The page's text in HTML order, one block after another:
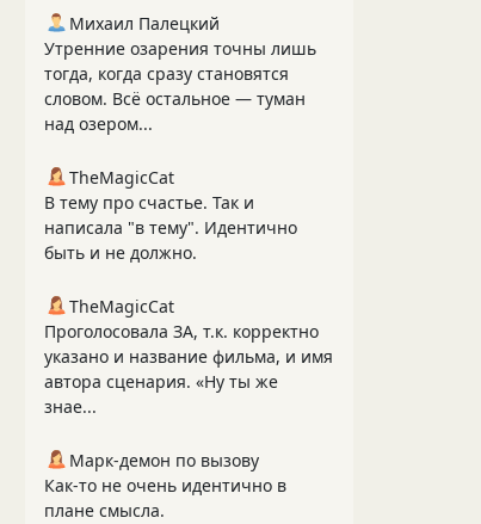
Михаил Палецкий
Утренние озарения точны лишь
тогда, когда сразу становятся
словом. Всё остальное — туман
над озером...
TheMagicCat
В тему про счастье. Так и
написала "в тему". Идентично
быть и не должно.
TheMagicCat
Проголосовала ЗА, т.к. корректно
указано и название фильма, и имя
автора сценария. «Ну ты же
знае...
Марк-демон по вызову
Как-то не очень идентично в
плане смысла.